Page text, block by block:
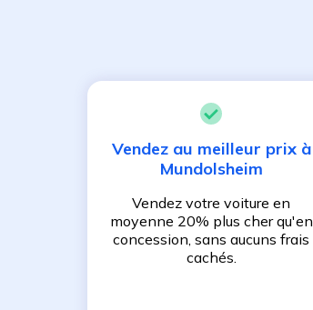
Vendez au meilleur prix à
Mundolsheim
Vendez votre voiture en
moyenne 20% plus cher qu'en
concession, sans aucuns frais
cachés.